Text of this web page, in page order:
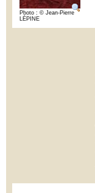
Photo : © Jean-Pierre
LÉPINE